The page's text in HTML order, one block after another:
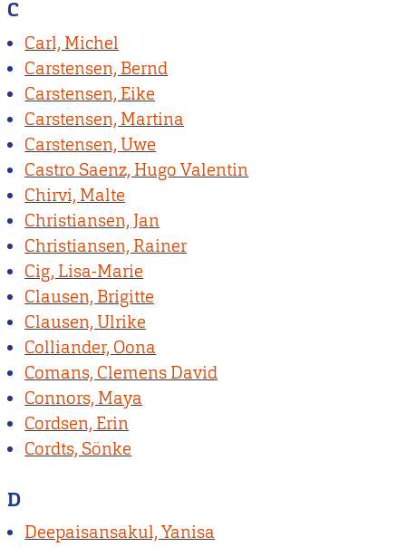
C
Carl, Michel
Carstensen, Bernd
Carstensen, Eike
Carstensen, Martina
Carstensen, Uwe
Castro Saenz, Hugo Valentin
Chirvi, Malte
Christiansen, Jan
Christiansen, Rainer
Cig, Lisa-Marie
Clausen, Brigitte
Clausen, Ulrike
Colliander, Oona
Comans, Clemens David
Connors, Maya
Cordsen, Erin
Cordts, Sönke
D
Deepaisansakul, Yanisa